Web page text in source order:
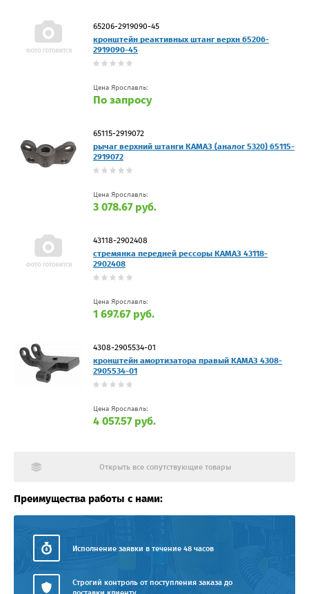
65206-2919090-45
кронштейн реактивных штанг верхн 65206-
2919090-45
Цена Ярославль:
По запросу
65115-2919072
рычаг верхний штанги КАМАЗ (аналог 5320) 65115-
2919072
Цена Ярославль:
3 078.67 руб.
43118-2902408
стремянка передней рессоры КАМАЗ 43118-
2902408
Цена Ярославль:
1 697.67 руб.
4308-2905534-01
кронштейн амортизатора правый КАМАЗ 4308-
2905534-01
Цена Ярославль:
4 057.57 руб.
Открыть все сопутствующие товары
Преимущества работы с нами:
Исполнение заявки в течение 48 часов
Строгий контроль от поступления заказа до